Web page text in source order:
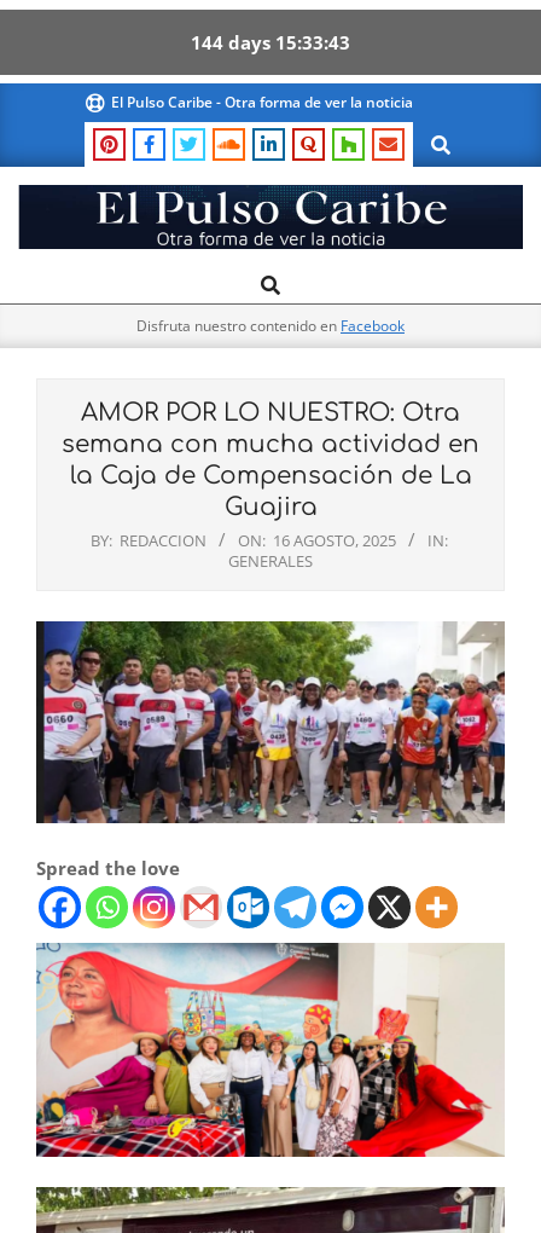
144 days 15 33 41
content
El Pulso Caribe - Otra forma de ver la noticia
Search
El
Pulso
Navigation
Search
Disfruta nuestro contenido en Facebook
AMOR POR LO NUESTRO: Otra
semana con mucha actividad en
la Caja de Compensación de La
Guajira
BY: REDACCION ON: 16 AGOSTO, 2025
IN:
GENERALES
Spread the love